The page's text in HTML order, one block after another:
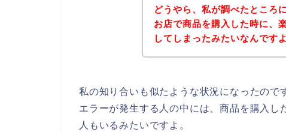
どうやら、私が調べたところ
お店で商品を購入した時に、
してしまったみたいなんです
私の知り合いも似たような状況になったので
エラーが発生する人の中には、商品を購入し
人もいるみたいですよ。